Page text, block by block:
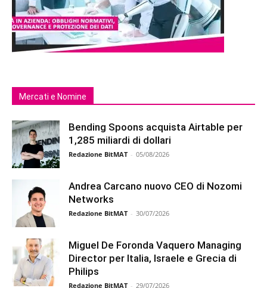
Mercati e Nomine
Bending Spoons acquista Airtable per
1,285 miliardi di dollari
Redazione BitMAT - 05/08/2026
Andrea Carcano nuovo CEO di Nozomi
Networks
Redazione BitMAT - 30/07/2026
Miguel De Foronda Vaquero Managing
Director per Italia, Israele e Grecia di
Philips
Redazione BitMAT - 29/07/2026